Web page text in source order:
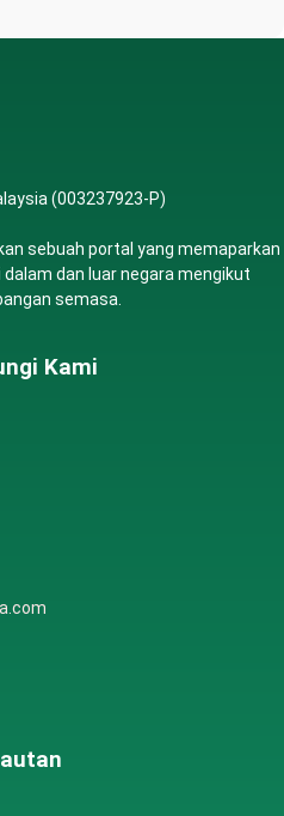
(003237923-P)
sebuah portal yang memaparkan
dan luar negara mengikut
semasa.
Kami